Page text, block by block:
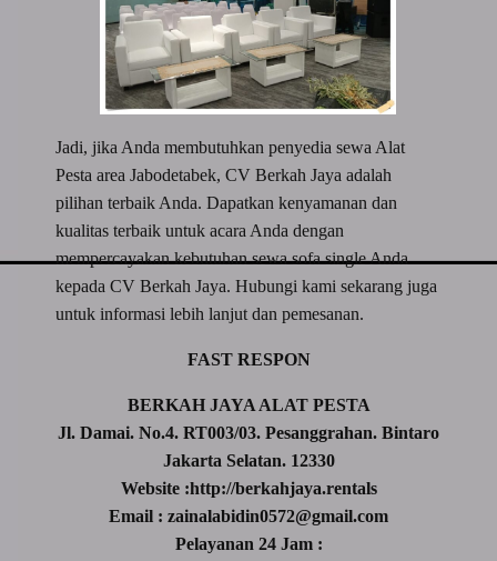
Jadi, jika Anda membutuhkan penyedia sewa Alat
Pesta area Jabodetabek, CV Berkah Jaya adalah
pilihan terbaik Anda. Dapatkan kenyamanan dan
kualitas terbaik untuk acara Anda dengan
mempercayakan kebutuhan sewa sofa single Anda
kepada CV Berkah Jaya. Hubungi kami sekarang juga
untuk informasi lebih lanjut dan pemesanan.
FAST RESPON
BERKAH JAYA ALAT PESTA
Jl. Damai. No.4. RT003/03. Pesanggrahan. Bintaro
Jakarta Selatan. 12330
Website :http://berkahjaya.rentals
Email : zainalabidin0572@gmail.com
Pelayanan 24 Jam :